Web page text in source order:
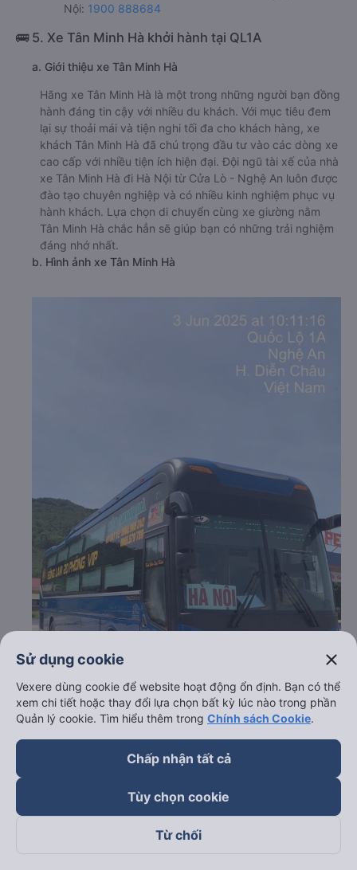
Nội: 1900 888684
🚌 5. Xe Tân Minh Hà khởi hành tại QL1A
a. Giới thiệu xe Tân Minh Hà
Hãng xe Tân Minh Hà là một trong những người bạn đồng
hành đáng tin cậy với nhiều du khách. Với mục tiêu đem
lại sự thoải mái và tiện nghi tối đa cho khách hàng, xe
khách Tân Minh Hà đã chú trọng đầu tư vào các dòng xe
cao cấp với nhiều tiện ích hiện đại. Đội ngũ tài xế của nhà
xe Tân Minh Hà đi Hà Nội từ Cửa Lò - Nghệ An luôn được
đào tạo chuyên nghiệp và có nhiều kinh nghiệm phục vụ
hành khách. Lựa chọn di chuyển cùng xe giường nằm
Tân Minh Hà chắc hẳn sẽ giúp bạn có những trải nghiệm
đáng nhớ nhất.
b. Hình ảnh xe Tân Minh Hà
Sử dụng cookie close
Vexere dùng cookie để website hoạt động ổn định. Bạn có thể
xem chi tiết hoặc thay đổi lựa chọn bất kỳ lúc nào trong phần
Quản lý cookie. Tìm hiểu thêm trong Chính sách Cookie.
Chấp nhận tất cả
Tùy chọn cookie
Từ chối